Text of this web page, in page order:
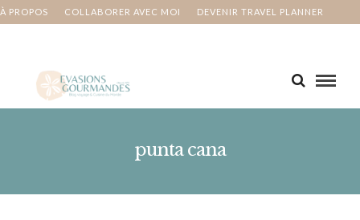
À PROPOS COLLABORER AVEC MOI DEVENIR TRAVEL PLANNER
punta cana